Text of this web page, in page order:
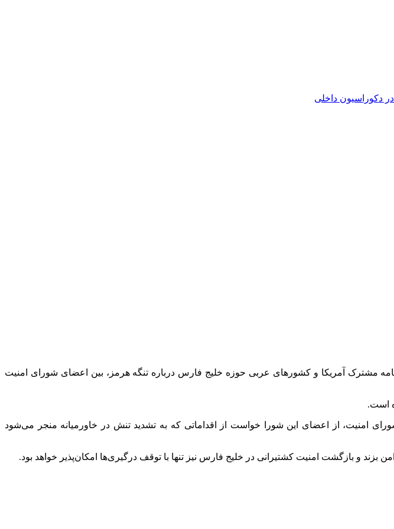
دکوراسیون داخلی
مشترک آمریکا و کشورهای عربی حوزه خلیج فارس درباره تنگه هرمز، بین اعضای شورای امنیت
است.
امنیت، از اعضای این شورا خواست از اقداماتی که به تشدید تنش در خاورمیانه منجر می‌شود
و بازگشت امنیت کشتیرانی در خلیج فارس نیز تنها با توقف درگیری‌ها امکان‌پذیر خواهد بود.